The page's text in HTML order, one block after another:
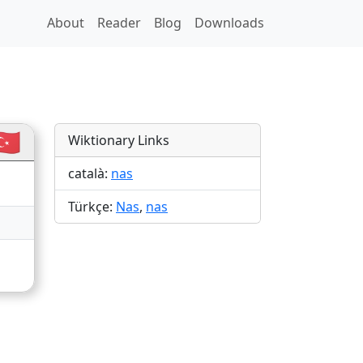
About Reader Blog Downloads
Wiktionary Links
català: nas
Türkçe: Nas, nas